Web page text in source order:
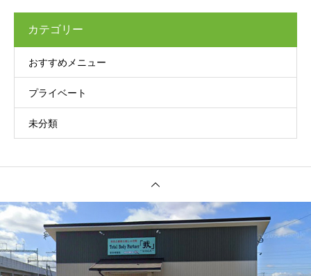
カテゴリー
おすすめメニュー
プライベート
未分類